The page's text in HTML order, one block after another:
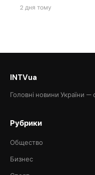
2 дня тому
INTVua
Головні новини України —
Рубрики
Общество
Бизнес